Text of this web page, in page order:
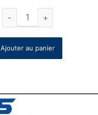
Ajouter au panier